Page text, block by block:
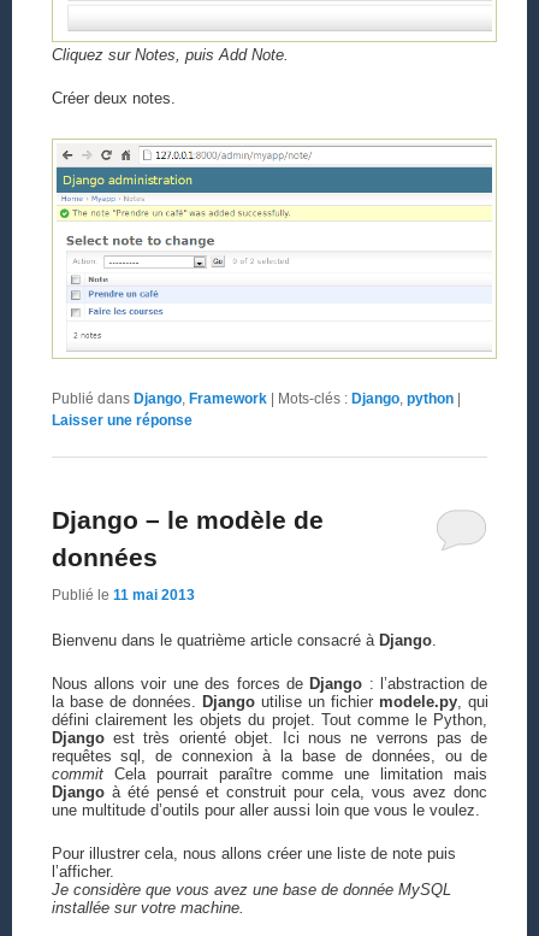
Cliquez sur Notes, puis Add Note.
Créer deux notes.
Publié dans Django, Framework Mots-clés : Django, python
Laisser une réponse
Django – le modèle de
données
Publié le 11 mai 2013
Bienvenu dans le quatrième article consacré à Django.
Nous allons voir une des forces de Django : l’abstraction de
la base de données.
Djangoutilise un fichier modele.py, qui
défini clairement les objets du projet. Tout comme le Python,
Djangoest très orienté objet. Ici nous ne verrons pas de
requêtes sql, de connexion à la base de données, ou de
commitCela pourrait paraître comme une limitation mais
Djangoà été pensé et construit pour cela, vous avez donc
une multitude d’outils pour aller aussi loin que vous le voulez.
Pour illustrer cela, nous allons créer une liste de note puis
l’afficher.
Je considère que vous avez une base de donnée MySQL
installée sur votre machine.